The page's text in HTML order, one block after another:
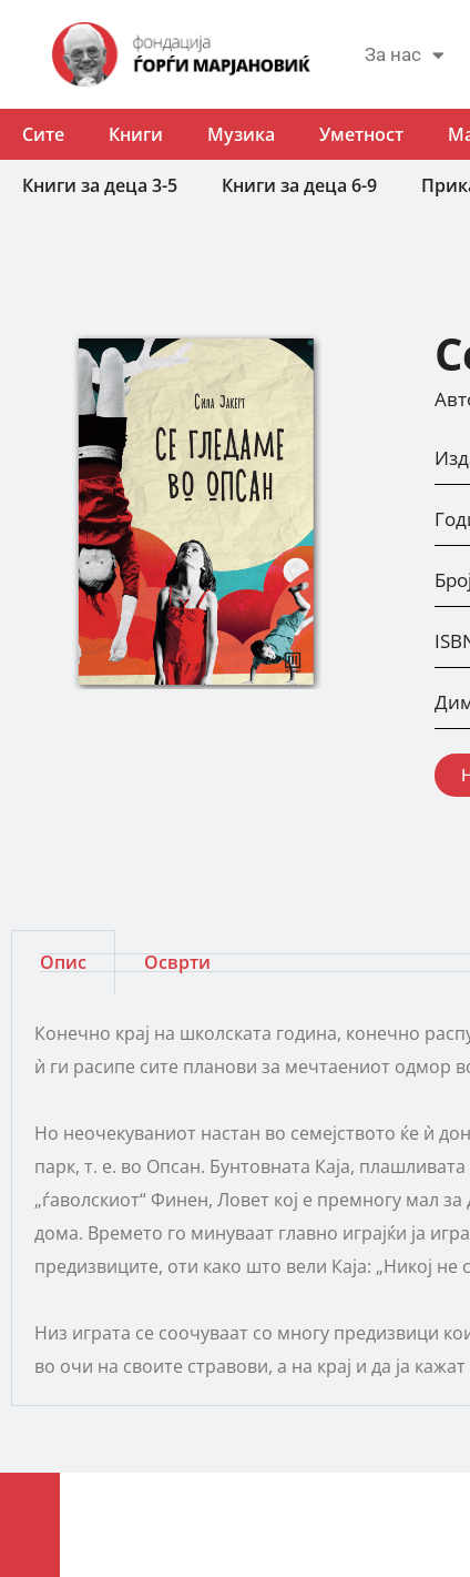
За нас
Сите Книги Музика Уметност
Книги за деца 3-5 Книги за деца 6-9
Опис Осврти
Конечно крај на школската година, конечно
ѝ ги расипе сите планови за мечтаениот одмор
Но неочекуваниот настан во семејството ќе ѝ
парк, т. е. во Опсан. Бунтовната Каја,
„ѓаволскиот“ Финен, Ловет кој е премногу мал
дома. Времето го минуваат главно играјќи ја
предизвиците, оти како што вели Каја: „Никој не
Низ играта се соочуваат со многу предизвици
во очи на своите стравови, а на крај и да ја